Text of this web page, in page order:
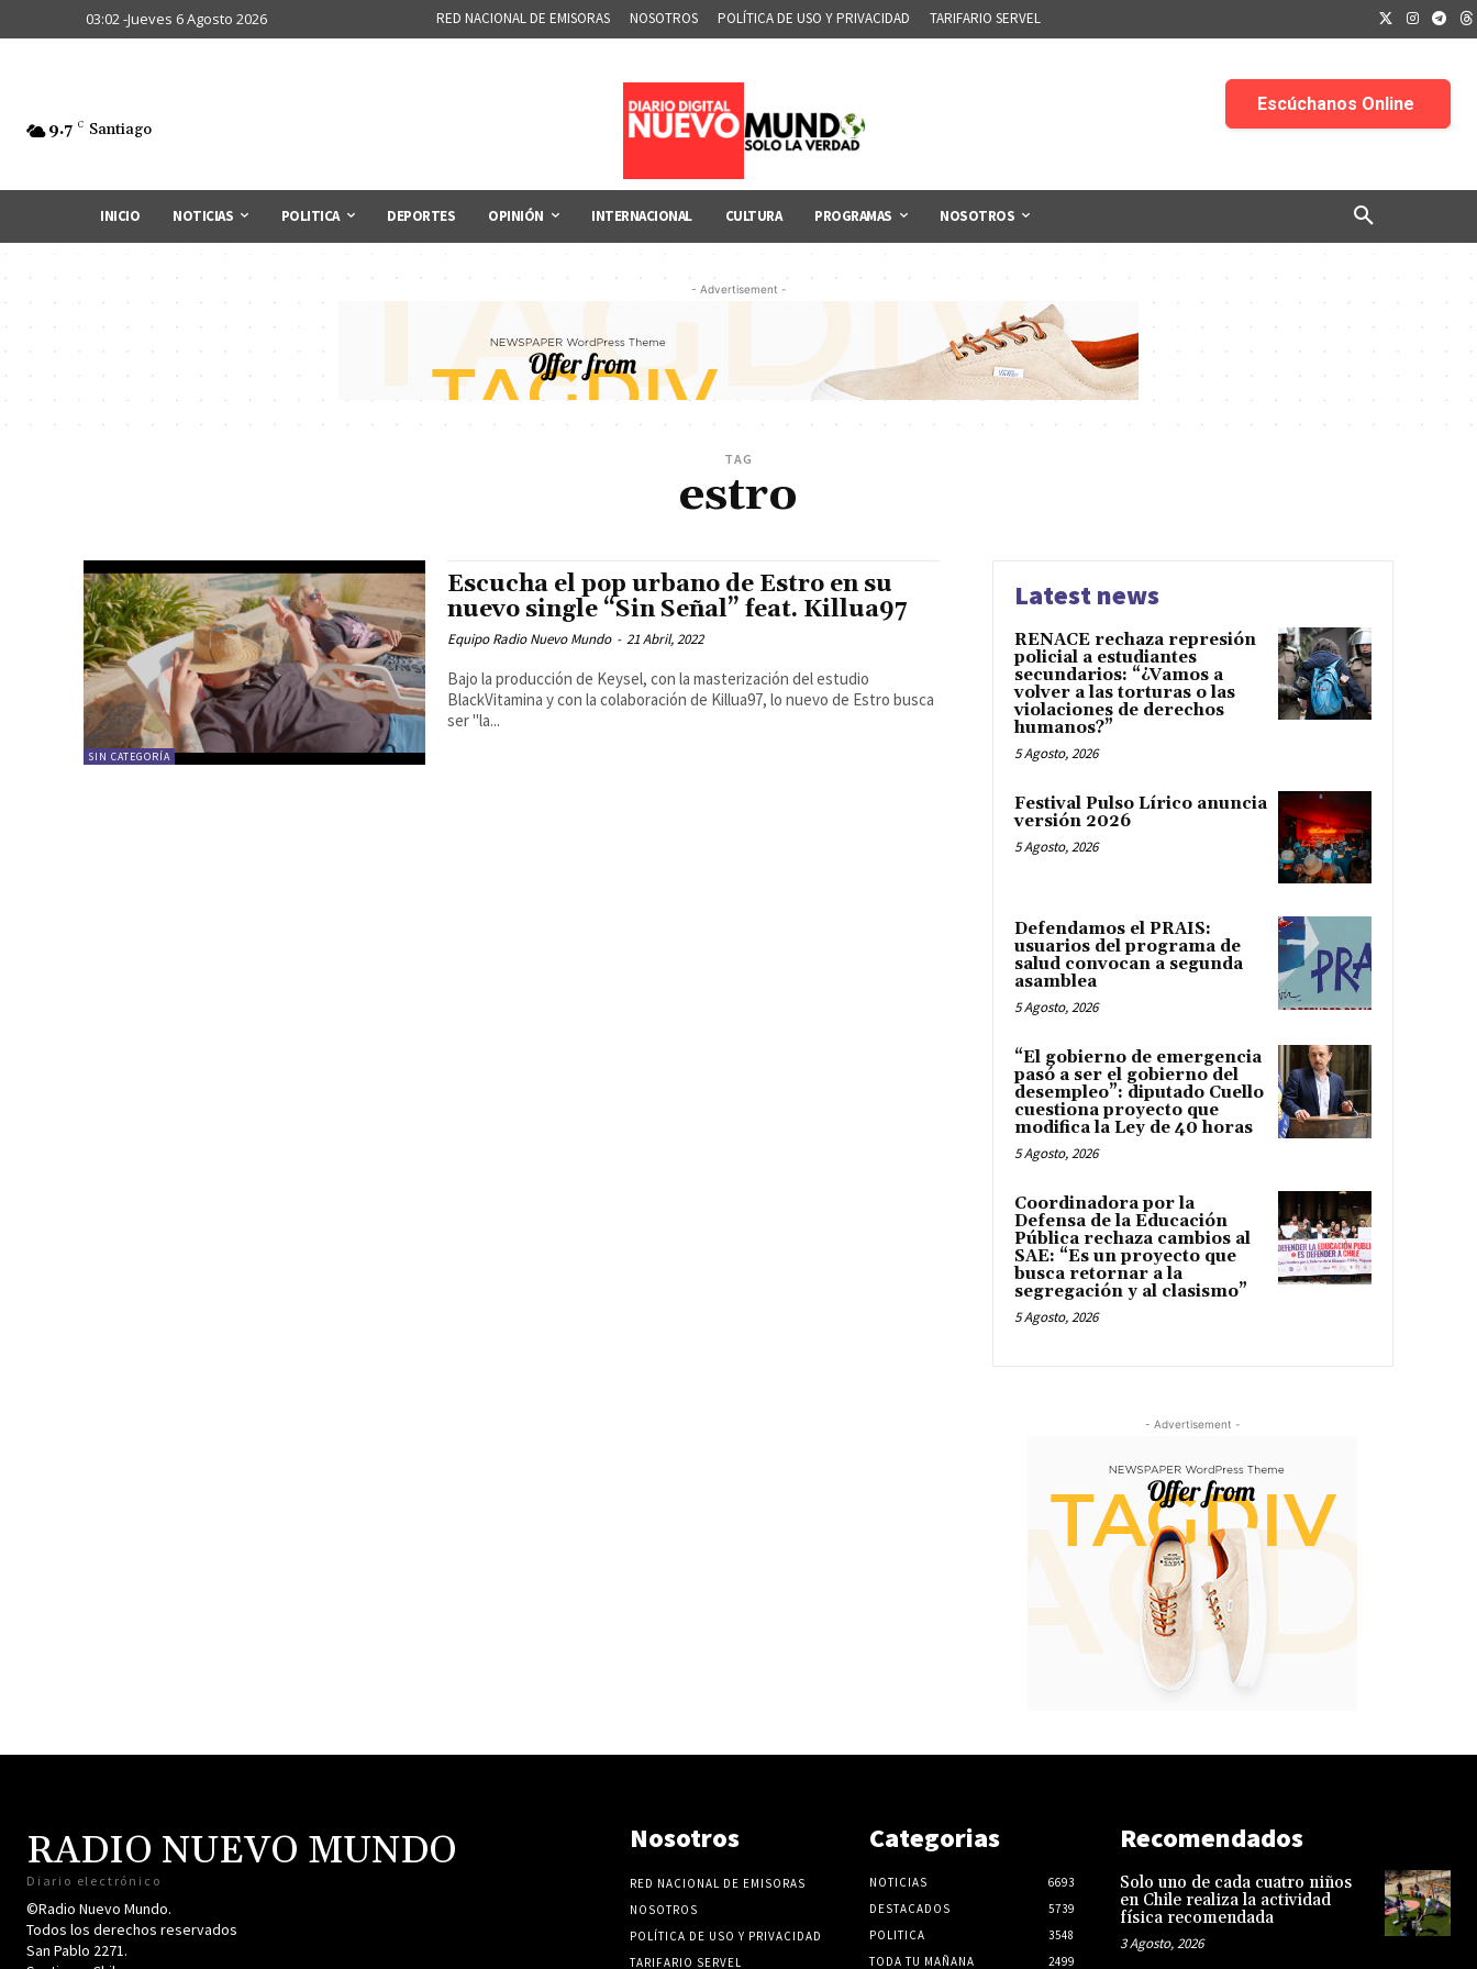
03:02 -Jueves 6 Agosto 2026 RED NACIONAL DE EMISORAS NOSOTROS POLÍTICA DE USO Y PRIVACIDAD TARIFARIO SERVEL
9.7 C Santiago
INICIO NOTICIAS POLITICA DEPORTES OPINIÓN INTERNACIONAL CULTURA PROGRAMAS NOSOTROS
- Advertisement -
TAG
estro
SIN CATEGORÍA
Escucha el pop urbano de Estro en su
nuevo single “Sin Señal” feat. Killua97
Equipo Radio Nuevo Mundo - 21 Abril, 2022
Bajo la producción de Keysel, con la masterización del estudio
BlackVitamina y con la colaboración de Killua97, lo nuevo de Estro busca
ser "la...
Latest news
RENACE rechaza represión
policial a estudiantes
secundarios: “¿Vamos a
volver a las torturas o las
violaciones de derechos
humanos?”
5 Agosto, 2026
Festival Pulso Lírico anuncia
versión 2026
5 Agosto, 2026
Defendamos el PRAIS:
usuarios del programa de
salud convocan a segunda
asamblea
5 Agosto, 2026
“El gobierno de emergencia
pasó a ser el gobierno del
desempleo”: diputado Cuello
cuestiona proyecto que
modifica la Ley de 40 horas
5 Agosto, 2026
Coordinadora por la
Defensa de la Educación
Pública rechaza cambios al
SAE: “Es un proyecto que
busca retornar a la
segregación y al clasismo”
5 Agosto, 2026
- Advertisement -
RADIO NUEVO MUNDO
Diario electrónico
©Radio Nuevo Mundo.
Todos los derechos reservados
San Pablo 2271.
Nosotros
RED NACIONAL DE EMISORAS
NOSOTROS
POLÍTICA DE USO Y PRIVACIDAD
TARIFARIO SERVEL
Categorias
NOTICIAS
6693
DESTACADOS
5739
POLITICA
3548
TODA TU MAÑANA
2499
Recomendados
Solo uno de cada cuatro niños
en Chile realiza la actividad
física recomendada
3 Agosto, 2026